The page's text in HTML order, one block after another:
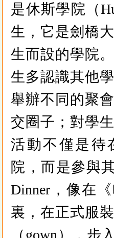
是休斯學院（
生，它是劍橋
生而設的學院
生多認識其他
舉辦不同的聚
交圈子；對學
活動不僅是待
院，而是參與
Dinner，像在
裏，在正式服
（gown），步